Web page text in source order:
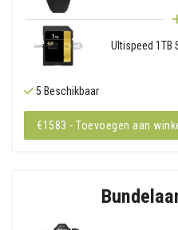
Ultispeed 1TB
5 Beschikbaar
€1583 - Toevoegen aan